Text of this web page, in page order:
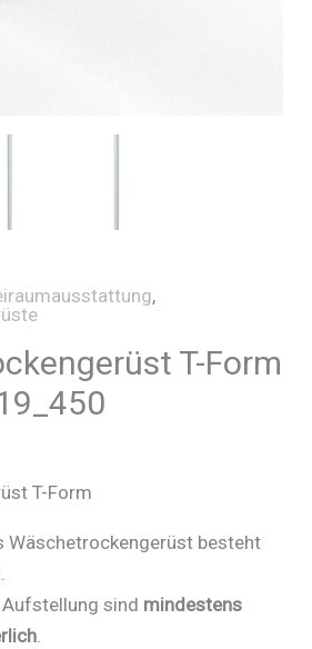
,
T-Form
T-Form
Wäschetrockengerüst besteht
sind mindestens
.